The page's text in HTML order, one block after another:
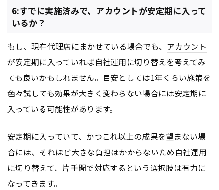
6:すでに実施済みで、アカウントが安定期に入って
いるか？
もし、現在代理店にまかせている場合でも、 アカウント
が安定期に入っていれば自社運用に切り替えを考えてみ
ても良いかもしれません。目安としては1年くらい施策を
色々試しても効果が大きく変わらない場合には安定期に
入っている可能性があります。
安定期に入っていて、かつこれ以上の成果を望まない場
合には、それほど大きな負担はかからないため自社運用
に切り替えて、片手間で対応するという選択肢は有力に
なってきます。